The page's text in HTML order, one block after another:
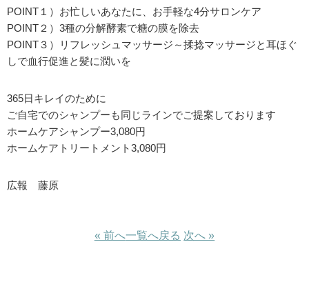
POINT１）お忙しいあなたに、お手軽な4分サロンケア
POINT２）3種の分解酵素で糖の膜を除去
POINT３）リフレッシュマッサージ～揉捻マッサージと耳ほぐ
しで血行促進と髪に潤いを
365日キレイのために
ご自宅でのシャンプーも同じラインでご提案しております
ホームケアシャンプー3,080円
ホームケアトリートメント3,080円
広報 藤原
« 前へ一覧へ戻る 次へ »